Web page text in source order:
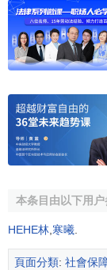
一部分要撥作醫
參考文獻
↑
黎
社,2008.08
↑
趙蓉.社
本条目由以下用
HEHE林 寒曦
頁面分類: 社會保